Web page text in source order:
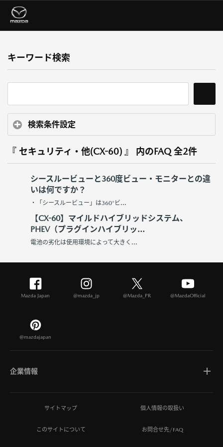
キーワード検索
検索条件設定
『 セキュリティ・他(CX-60) 』 内のFAQ 全2件
シースルービューと360度ビュー・モニターとの違
いは何ですか？
・「シースルービュー」は360°ビ...
【CX-60】マイルドハイブリッドシステム、
PHEV（プラグインハイブリッ...
電池の劣化は使用環境によって大きく...
Mazda Japan @mazda_jp @Mazda_PR @MazdaOfficial
@mazdajapan
企業情報
マツダについて
ひとを想う価値創造
サイトマップ 個人情報の取扱い
このサイトについて お問合せ先/FAQ